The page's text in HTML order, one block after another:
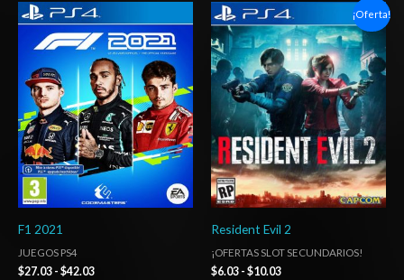
F1 2021
JUEGOS PS4
$27.03 - $42.03
Rango
de
precios:
desde
$27.03
hasta
$42.03
¡Oferta!
Resident Evil 2
¡OFERTAS SLOT SECUNDARIOS!
$6.03 - $10.03
Rango
de
precios:
desde
$6.03
hasta
$10.03